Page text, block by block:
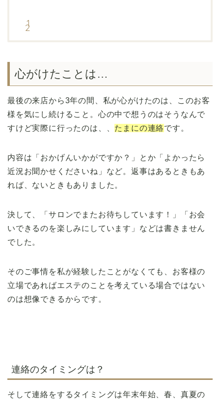
心がけたことは…
最後の来店から3年の間、私が心がけたのは、このお客
様を気にし続けること。心の中で想うのはそうなんで
すけど実際に行ったのは、、 たまにの連絡です。
内容は「おかげんいかがですか？」とか「よかったら
近況お聞かせくださいね」など。返事はあるときもあ
れば、ないときもありました。
決して、「サロンでまたお待ちしています！」「お会
いできるのを楽しみにしています」などは書きません
でした。
そのご事情を私が経験したことがなくても、お客様の
立場であればエステのことを考えている場合ではない
のは想像できるからです。
連絡のタイミングは？
そして連絡をするタイミングは年末年始、春、真夏の